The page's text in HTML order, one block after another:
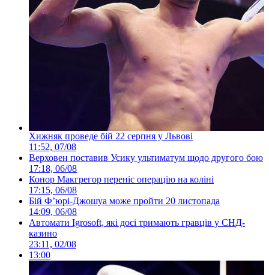
Хижняк проведе бій 22 серпня у Львові
11:52, 07/08
Верховен поставив Усику ультиматум щодо другого бою
17:18, 06/08
Конор Макгрегор переніс операцію на коліні
17:15, 06/08
Бій Ф’юрі-Джошуа може пройти 20 листопада
14:09, 06/08
Автомати Igrosoft, які досі тримають гравців у СНД-
казино
23:11, 02/08
13:00